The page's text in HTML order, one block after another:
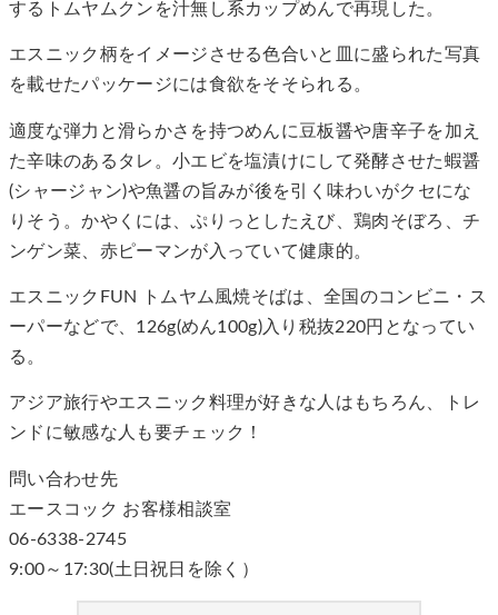
するトムヤムクンを汁無し系カップめんで再現した。
エスニック柄をイメージさせる色合いと皿に盛られた写真
を載せたパッケージには食欲をそそられる。
適度な弾力と滑らかさを持つめんに豆板醤や唐辛子を加え
た辛味のあるタレ。小エビを塩漬けにして発酵させた蝦醤
(シャージャン)や魚醤の旨みが後を引く味わいがクセにな
りそう。かやくには、ぷりっとしたえび、鶏肉そぼろ、チ
ンゲン菜、赤ピーマンが入っていて健康的。
エスニックFUN トムヤム風焼そばは、全国のコンビニ・ス
ーパーなどで、126g(めん100g)入り税抜220円となってい
る。
アジア旅行やエスニック料理が好きな人はもちろん、トレ
ンドに敏感な人も要チェック！
問い合わせ先
エースコック お客様相談室
06-6338-2745
9:00～17:30(土日祝日を除く）